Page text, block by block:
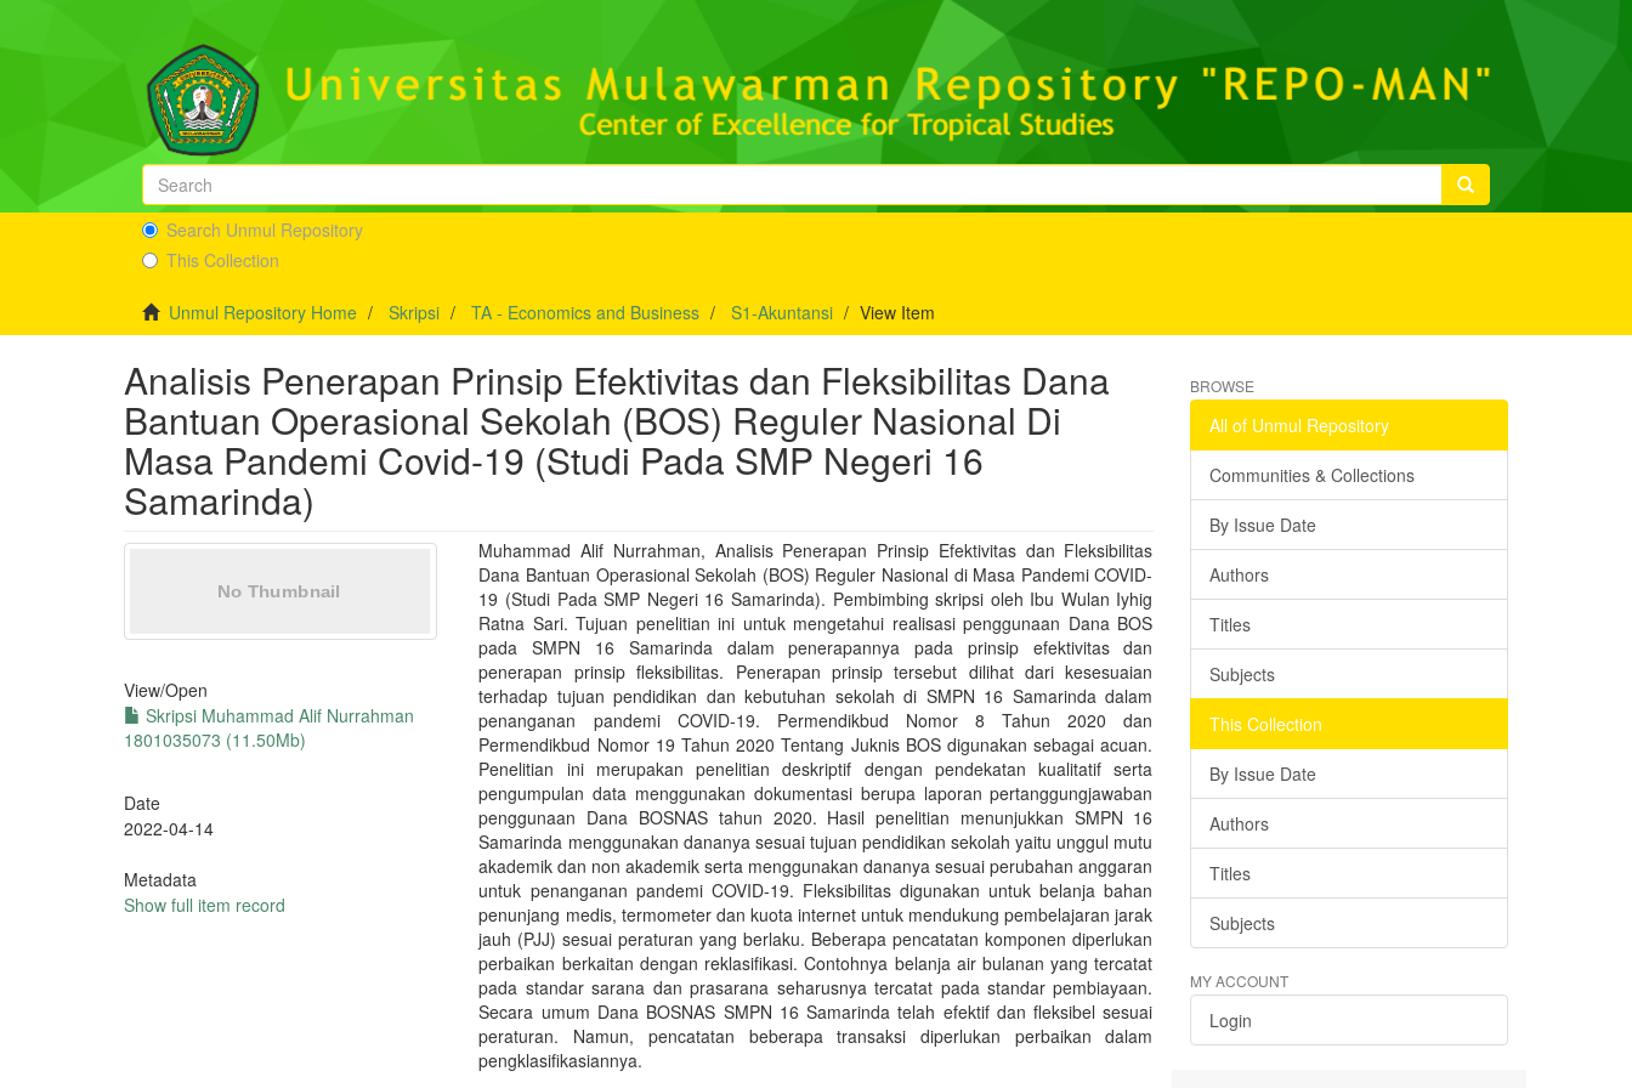
Search Unmul Repository
This Collection
Unmul Repository Home Skripsi TA - Economics and Business S1-Akuntansi View Item
Analisis Penerapan Prinsip Efektivitas dan Fleksibilitas Dana
Bantuan Operasional Sekolah (BOS) Reguler Nasional Di
Masa Pandemi Covid-19 (Studi Pada SMP Negeri 16
Samarinda)
View/Open
Skripsi Muhammad Alif Nurrahman
1801035073 (11.50Mb)
Date
2022-04-14
Metadata
Show full item record
Muhammad Alif Nurrahman, Analisis Penerapan Prinsip Efektivitas dan Fleksibilitas
Dana Bantuan Operasional Sekolah (BOS) Reguler Nasional di Masa Pandemi COVID-
19 (Studi Pada SMP Negeri 16 Samarinda). Pembimbing skripsi oleh Ibu Wulan Iyhig
Ratna Sari. Tujuan penelitian ini untuk mengetahui realisasi penggunaan Dana BOS
pada SMPN 16 Samarinda dalam penerapannya pada prinsip efektivitas dan
penerapan prinsip fleksibilitas. Penerapan prinsip tersebut dilihat dari kesesuaian
terhadap tujuan pendidikan dan kebutuhan sekolah di SMPN 16 Samarinda dalam
penanganan pandemi COVID-19. Permendikbud Nomor 8 Tahun 2020 dan
Permendikbud Nomor 19 Tahun 2020 Tentang Juknis BOS digunakan sebagai acuan.
Penelitian ini merupakan penelitian deskriptif dengan pendekatan kualitatif serta
pengumpulan data menggunakan dokumentasi berupa laporan pertanggungjawaban
penggunaan Dana BOSNAS tahun 2020. Hasil penelitian menunjukkan SMPN 16
Samarinda menggunakan dananya sesuai tujuan pendidikan sekolah yaitu unggul mutu
akademik dan non akademik serta menggunakan dananya sesuai perubahan anggaran
untuk penanganan pandemi COVID-19. Fleksibilitas digunakan untuk belanja bahan
penunjang medis, termometer dan kuota internet untuk mendukung pembelajaran jarak
jauh (PJJ) sesuai peraturan yang berlaku. Beberapa pencatatan komponen diperlukan
perbaikan berkaitan dengan reklasifikasi. Contohnya belanja air bulanan yang tercatat
pada standar sarana dan prasarana seharusnya tercatat pada standar pembiayaan.
Secara umum Dana BOSNAS SMPN 16 Samarinda telah efektif dan fleksibel sesuai
peraturan. Namun, pencatatan beberapa transaksi diperlukan perbaikan dalam
pengklasifikasiannya.
BROWSE
All of Unmul Repository
Communities & Collections
By Issue Date
Authors
Titles
Subjects
This Collection
By Issue Date
Authors
Titles
Subjects
MY ACCOUNT
Login